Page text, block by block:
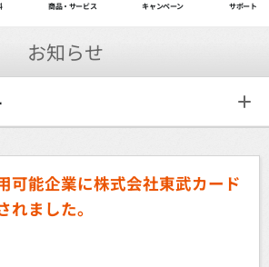
商品・サービス キャンペーン サポート
お知らせ
可能企業に株式会社東武カード
れました。